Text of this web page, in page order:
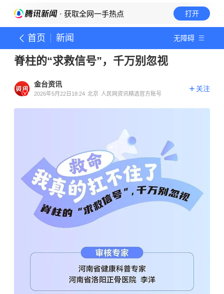
· 获取全网一手热点 打开
首页 新闻 无障碍
脊柱的“求救信号”，千万别忽视
金台资讯
2026年5月22日18:24 北京 人民网资讯精选官方账号
关注